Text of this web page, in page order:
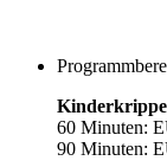
60 Minuten:
90 Minuten: